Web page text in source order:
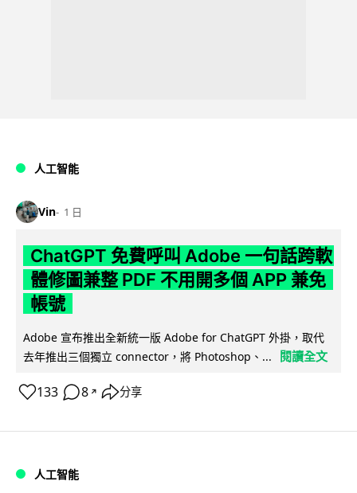
人工智能
Vin 1 日
ChatGPT 免費呼叫 Adobe 一句話跨軟
體修圖兼整 PDF 不用開多個 APP 兼免
帳號
Adobe 宣布推出全新統一版 Adobe for ChatGPT 外掛，取代
去年推出三個獨立 connector，將 Photoshop、...
閱讀全文
133 8 ↗ 分享
人工智能